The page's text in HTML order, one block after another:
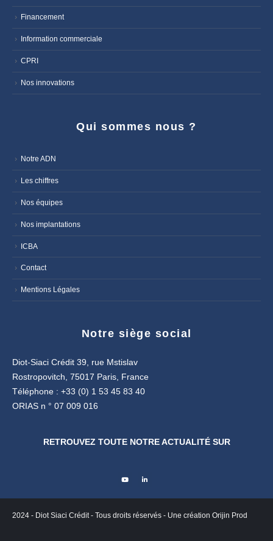
Financement
Information commerciale
CPRI
Nos innovations
Qui sommes nous ?
Notre ADN
Les chiffres
Nos équipes
Nos implantations
ICBA
Contact
Mentions Légales
Notre siège social
Diot-Siaci Crédit 39, rue Mstislav
Rostropovitch, 75017 Paris, France
Téléphone : +33 (0) 1 53 45 83 40
ORIAS n ° 07 009 016
RETROUVEZ TOUTE NOTRE ACTUALITÉ SUR
2024 - Diot Siaci Crédit - Tous droits réservés - Une création Orijin Prod